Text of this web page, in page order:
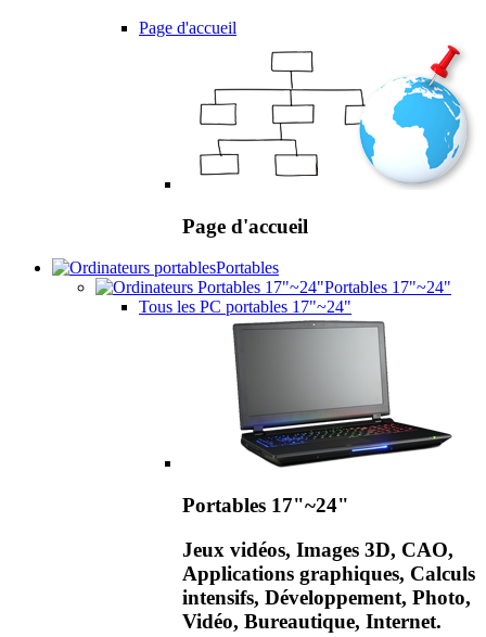
Page d'accueil
Page d'accueil
Portables
Portables 17"~24"
Tous les PC portables 17"~24"
Portables 17"~24"
Jeux vidéos, Images 3D, CAO,
Applications graphiques, Calculs
intensifs, Développement, Photo,
Vidéo, Bureautique, Internet.